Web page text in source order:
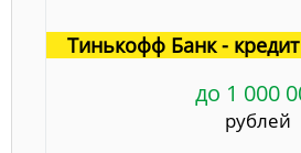
Тинькофф Банк -
до 1 000
рублей